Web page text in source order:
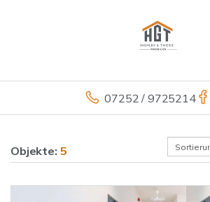
07252 / 9725214
Objekte: 5